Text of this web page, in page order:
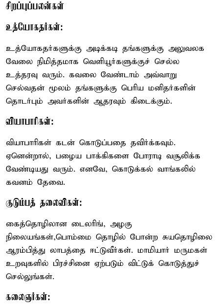
சிறப்புப்பலன்கள்
உத்யோகதர்கள்:
உத்யோகதர்களுக்கு அடிக்கடி தங்களுக்கு அலுவலக
வேலை நிமித்தமாக வெளியூர்களுக்குச் செல்ல
உத்தரவு வரும். கவலை வேண்டாம் அவ்வாறு
செல்வதன் மூலம் தங்களுக்கு பெரிய மனிதர்களின்
தொடர்பும் அவர்களின் ஆதரவும் கிடைக்கும்.
வியாபாரிகள்:
வியாபாரிகள் கடன் கொடுப்பதை தவிர்க்கவும்.
ஏனென்றால், பழைய பாக்கிகளை போராடி வசூலிக்க
வேண்டியது வரும். எனவே, கொடுக்கல் வாங்கலில்
கவனம் தேவை.
குடும்பத் தலைவிகள்:
கைத்தொழிலான டைலரிங், அழகு
நிலையங்கள்,பொம்மை தொழில் போன்ற சுயதொழிலை
ஆரம்பித்து லாபத்தை ஈட்டுவீர்கள். மாமியார் மருமகள்
உறவுகளில் பிரச்சினை ஏற்படும் விட்டுக் கொடுத்துச்
செல்லுங்கள்.
கலைஞர்கள்: